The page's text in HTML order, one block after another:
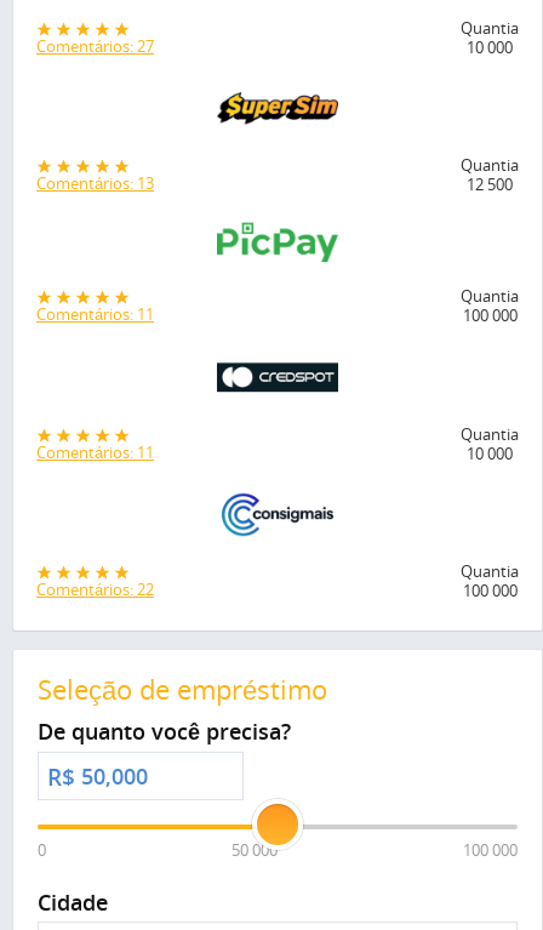
Comentários: 27
Quantia
10 000
Comentários: 13
Quantia
12 500
Comentários: 11
Quantia
100 000
Comentários: 11
Quantia
10 000
Comentários: 22
Quantia
100 000
Seleção de empréstimo
De quanto você precisa?
R$
0 50 000 100 000
Cidade